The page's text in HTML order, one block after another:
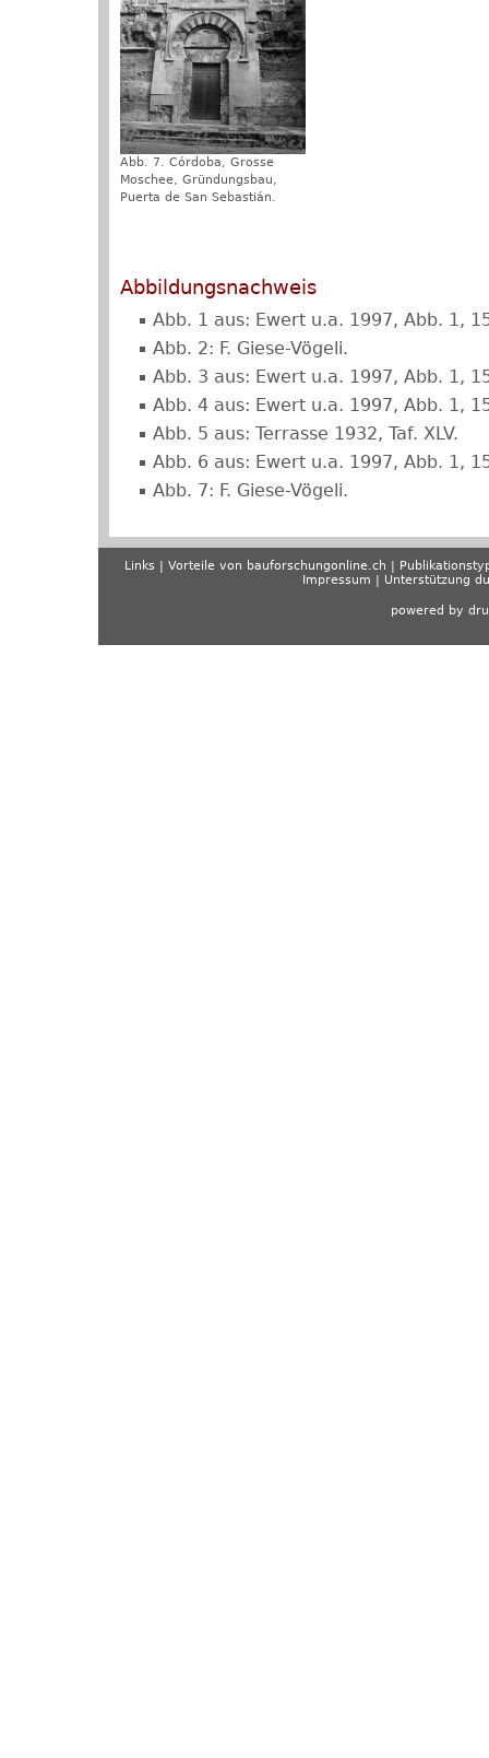
Abb. 7. Córdoba, Grosse
Moschee, Gründungsbau,
Puerta de San Sebastián.
Abbildungsnachweis
Abb. 1 aus: Ewert u.a. 1997, Abb. 1,
Abb. 2: F. Giese-Vögeli.
Abb. 3 aus: Ewert u.a. 1997, Abb. 1,
Abb. 4 aus: Ewert u.a. 1997, Abb. 1,
Abb. 5 aus: Terrasse 1932, Taf. XLV.
Abb. 6 aus: Ewert u.a. 1997, Abb. 1,
Abb. 7: F. Giese-Vögeli.
Links Vorteile von bauforschungonline.ch
Impressum
Unterstützung
powered by